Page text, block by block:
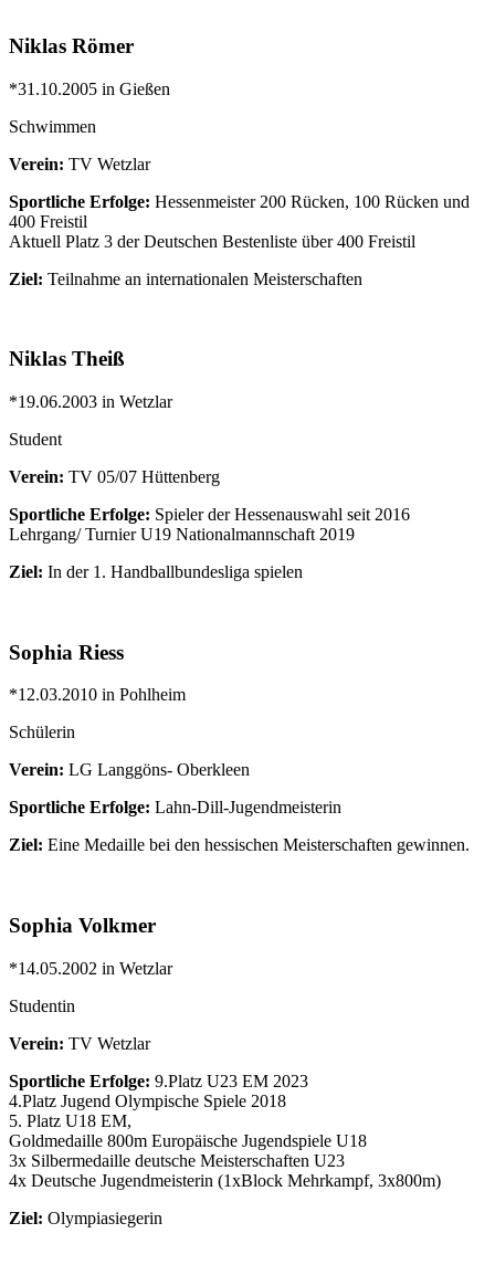
Niklas Römer
*31.10.2005 in Gießen
Schwimmen
Verein: TV Wetzlar
Sportliche Erfolge: Hessenmeister 200 Rücken, 100 Rücken und
400 Freistil
Aktuell Platz 3 der Deutschen Bestenliste über 400 Freistil
Ziel: Teilnahme an internationalen Meisterschaften
Niklas Theiß
*19.06.2003 in Wetzlar
Student
Verein: TV 05/07 Hüttenberg
Sportliche Erfolge: Spieler der Hessenauswahl seit 2016
Lehrgang/ Turnier U19 Nationalmannschaft 2019
Ziel: In der 1. Handballbundesliga spielen
Sophia Riess
*12.03.2010 in Pohlheim
Schülerin
Verein: LG Langgöns- Oberkleen
Sportliche Erfolge: Lahn-Dill-Jugendmeisterin
Ziel: Eine Medaille bei den hessischen Meisterschaften gewinnen.
Sophia Volkmer
*14.05.2002 in Wetzlar
Studentin
Verein: TV Wetzlar
Sportliche Erfolge: 9.Platz U23 EM 2023
4.Platz Jugend Olympische Spiele 2018
5. Platz U18 EM,
Goldmedaille 800m Europäische Jugendspiele U18
3x Silbermedaille deutsche Meisterschaften U23
4x Deutsche Jugendmeisterin (1xBlock Mehrkampf, 3x800m)
Ziel: Olympiasiegerin